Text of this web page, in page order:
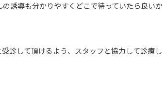
誘導も分かりやすくどこで待っていたら良いか
診して頂けるよう、スタッフと協力して診療し